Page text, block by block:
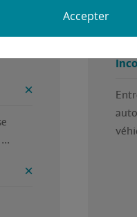
Accepter